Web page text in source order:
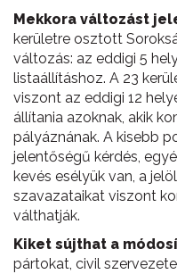
Mekkora változást
kerületre osztott
változás: az eddigi 5
listaállításhoz. A 23
viszont az eddigi 12
állítania azoknak, akik
pályáznának. A kisebb
jelentőségű kérdés,
kevés esélyük van, a
szavazataikat viszont
válthatják.
Kiket sújthat a
pártokat, civil